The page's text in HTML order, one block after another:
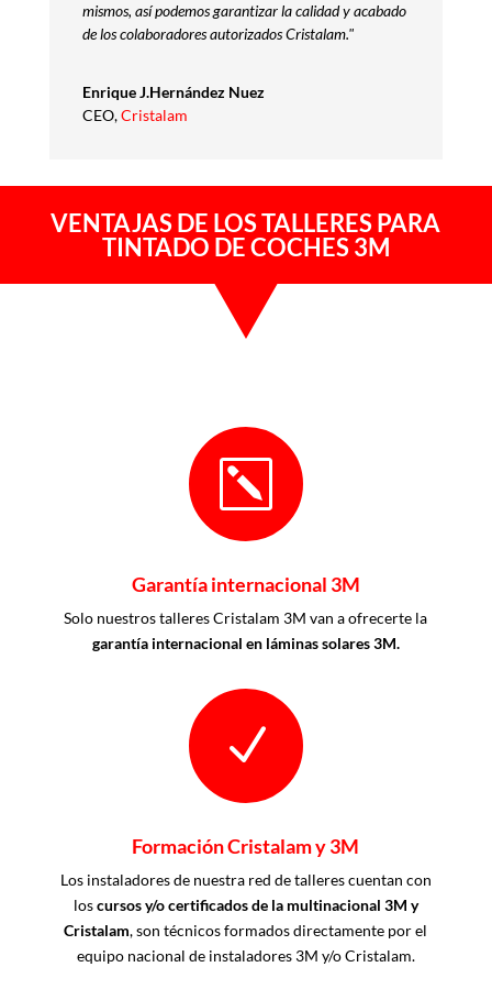
mismos, así podemos garantizar la calidad y acabado
de los colaboradores autorizados Cristalam."
Enrique J.Hernández Nuez
CEO,Cristalam
VENTAJAS DE LOS TALLERES PARA
TINTADO DE COCHES 3M
k
Garantía internacional 3M
Solo nuestros talleres Cristalam 3M van a ofrecerte la
garantía internacional en láminas solares 3M.
N
Formación Cristalam y 3M
Los instaladores de nuestra red de talleres cuentan con
loscursos y/o certificados de la multinacional 3M y
Cristalam, son técnicos formados directamente por el
equipo nacional de instaladores 3M y/o Cristalam.